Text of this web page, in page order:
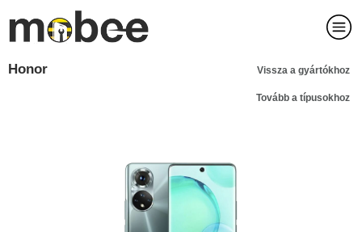
Honor Vissza a gyártókhoz
Tovább a típusokhoz